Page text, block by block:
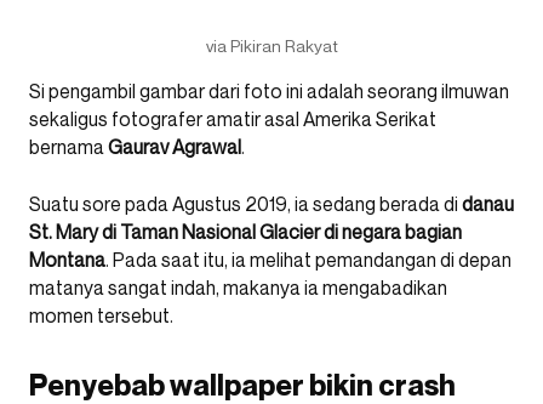
via Pikiran Rakyat
Si pengambil gambar dari foto ini adalah seorang ilmuwan
sekaligus fotografer amatir asal Amerika Serikat
bernamaGaurav Agrawal.
Suatu sore pada Agustus 2019, ia sedang berada di danau
St. Mary di Taman Nasional Glacier di negara bagian
Montana. Pada saat itu, ia melihat pemandangan di depan
matanya sangat indah, makanya ia mengabadikan
momen tersebut.
Penyebab wallpaper bikin crash